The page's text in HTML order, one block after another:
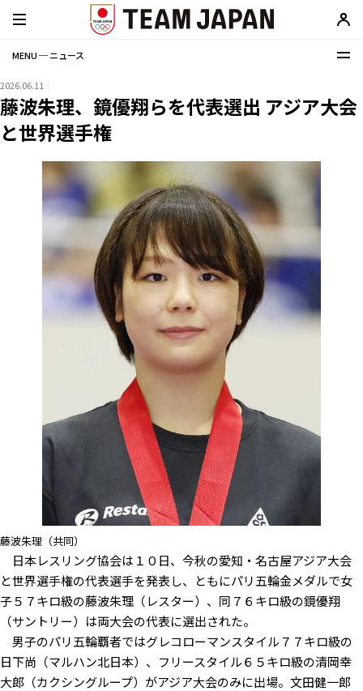
MENU ─ ニュース
2026.06.11
藤波朱理、鏡優翔らを代表選出 アジア大会
と世界選手権
藤波朱理（共同）
日本レスリング協会は１０日、今秋の愛知・名古屋アジア大会
と世界選手権の代表選手を発表し、ともにパリ五輪金メダルで女
子５７キロ級の藤波朱理（レスター）、同７６キロ級の鏡優翔
（サントリー）は両大会の代表に選出された。
男子のパリ五輪覇者ではグレコローマンスタイル７７キロ級の
日下尚（マルハン北日本）、フリースタイル６５キロ級の清岡幸
大郎（カクシングループ）がアジア大会のみに出場。文田健一郎